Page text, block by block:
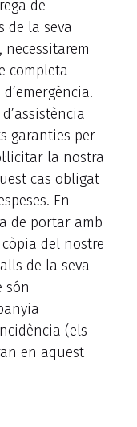
de
de la seva
necessitarem
completa
garanties per
la nostra
cas obligat
En
de portar amb
del nostre
de la seva
són
(els
en aquest